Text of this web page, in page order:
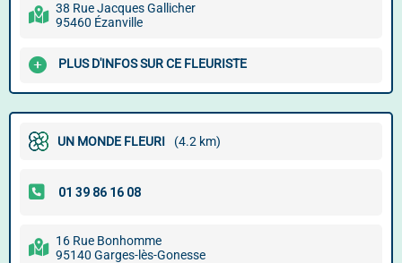
38 Rue Jacques Gallicher
95460 Ézanville
PLUS D'INFOS SUR CE FLEURISTE
UN MONDE FLEURI (4.2 km)
16 Rue Bonhomme
95140 Garges-lès-Gonesse